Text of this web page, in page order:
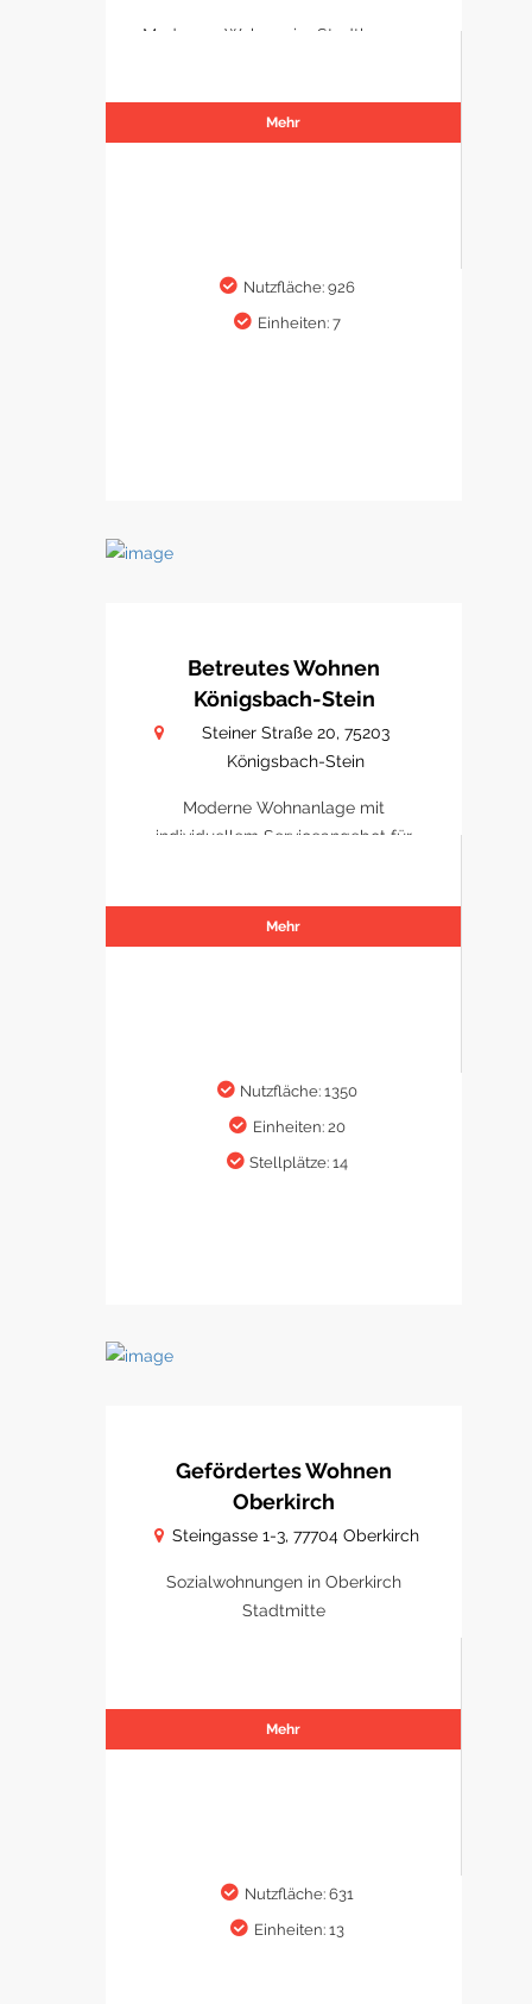
Modernes Wohnen im Stadtkern von
Mehr
Nutzfläche: 926
Einheiten: 7
Betreutes Wohnen
Königsbach-Stein
Steiner Straße 20, 75203
Königsbach-Stein
Moderne Wohnanlage mit
individuellem Serviceangebot für
Mehr
Nutzfläche: 1350
Einheiten: 20
Stellplätze: 14
Gefördertes Wohnen
Oberkirch
Steingasse 1-3, 77704 Oberkirch
Sozialwohnungen in Oberkirch
Stadtmitte
Mehr
Nutzfläche: 631
Einheiten: 13